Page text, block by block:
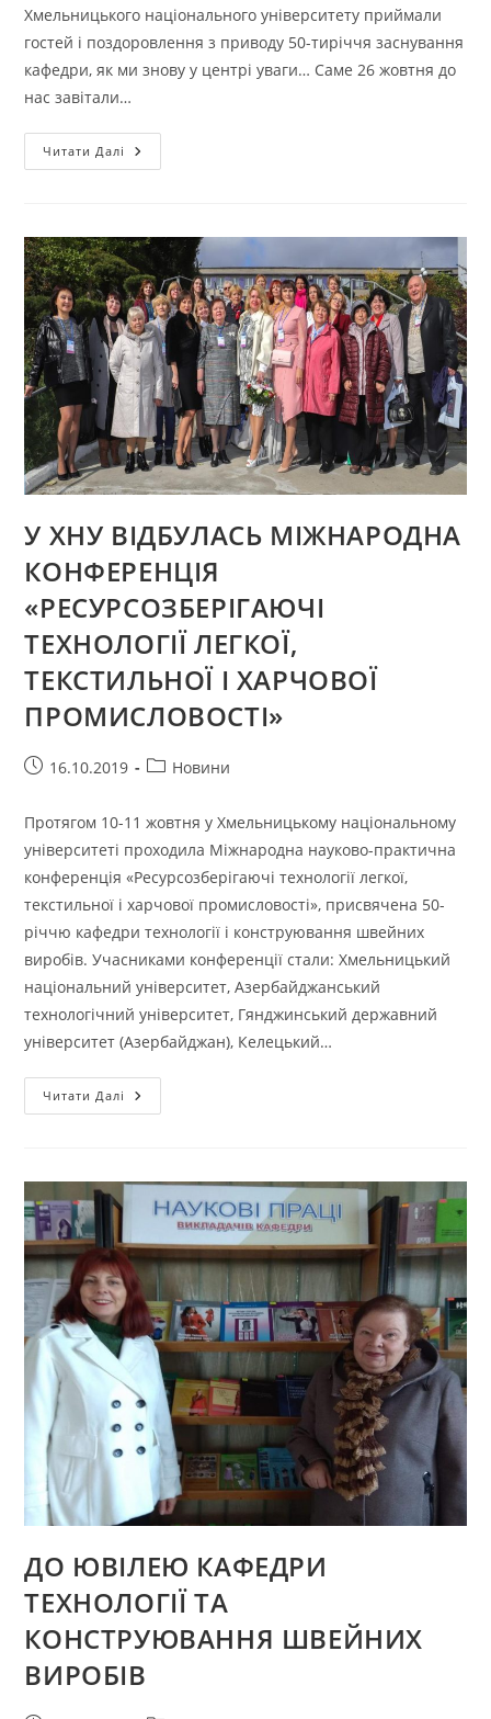
Хмельницького національного університету приймали
гостей і поздоровлення з приводу 50-тиріччя заснування
кафедри, як ми знову у центрі уваги… Саме 26 жовтня до
нас завітали…
Читати Далі «ДЕНЬ
ГОСТИННОСТІ»
КОНСТРУЮВАННЯ
ШВЕЙНИХ
ВИРОБІВ
У ХНУ ВІДБУЛАСЬ МІЖНАРОДНА
КОНФЕРЕНЦІЯ
«РЕСУРСОЗБЕРІГАЮЧІ
ТЕХНОЛОГІЇ ЛЕГКОЇ,
ТЕКСТИЛЬНОЇ І ХАРЧОВОЇ
ПРОМИСЛОВОСТІ»
Запис16.10.2019
Категорія
Новини
Протягом 10-11 жовтня у Хмельницькому національному
університеті проходила Міжнародна науково-практична
конференція «Ресурсозберігаючі технології легкої,
текстильної і харчової промисловості», присвячена 50-
річчю кафедри технології і конструювання швейних
виробів. Учасниками конференції стали: Хмельницький
національний університет, Азербайджанський
технологічний університет, Гянджинський державний
університет (Азербайджан), Келецький…
Читати Далі У
ХНУ
ТЕХНОЛОГІЇ
ЛЕГКОЇ,
ТЕКСТИЛЬНОЇ
ХАРЧОВОЇ
ПРОМИСЛОВОСТІ»
ДО ЮВІЛЕЮ КАФЕДРИ
ТЕХНОЛОГІЇ ТА
КОНСТРУЮВАННЯ ШВЕЙНИХ
ВИРОБІВ